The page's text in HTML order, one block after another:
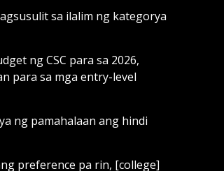
sa ilalim ng kategorya
ng CSC para sa 2026,
para sa mga entry-level
ng pamahalaan ang hindi
preference pa rin, [college]